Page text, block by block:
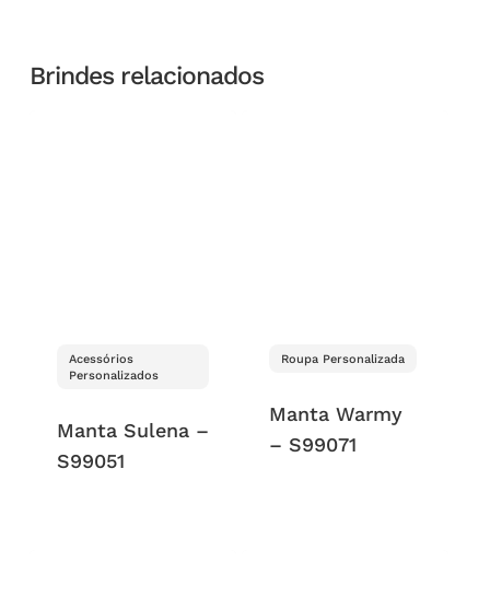
Brindes relacionados
Acessórios
Personalizados
Manta Sulena –
S99051
Roupa Personalizada
Manta Warmy
– S99071